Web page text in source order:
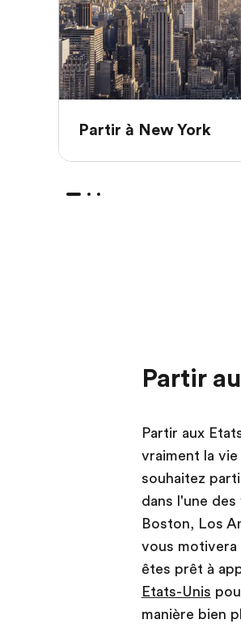
Partir à New York
Partir
Partir aux
vraiment la
souhaitez
dans l'une
Boston, Los
vous motivera
êtes prêt à
Etats-Unis
manière bien